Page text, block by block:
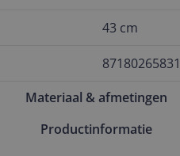
43 cm
Materiaal & afmetingen
Productinformatie